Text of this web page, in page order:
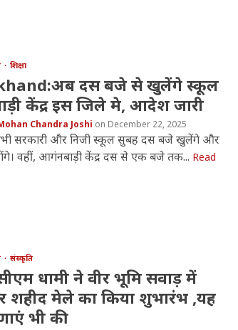
शिक्षा
दस बजे से खुलेंगे स्कूल
केंद्र इस जिले मे, आदेश जारी
Chandra Joshi December 22, 2025
सरकारी और निजी स्कूल सुबह दस बजे खुलेंगे और
वहीं, आगंनबाड़ी केंद्र दस से एक बजे तक... Read
संस्कृति
धामी ने वीर भूमि सवाड़ में
शहीद मेले का किया शुभारंभ ,यह
भी की